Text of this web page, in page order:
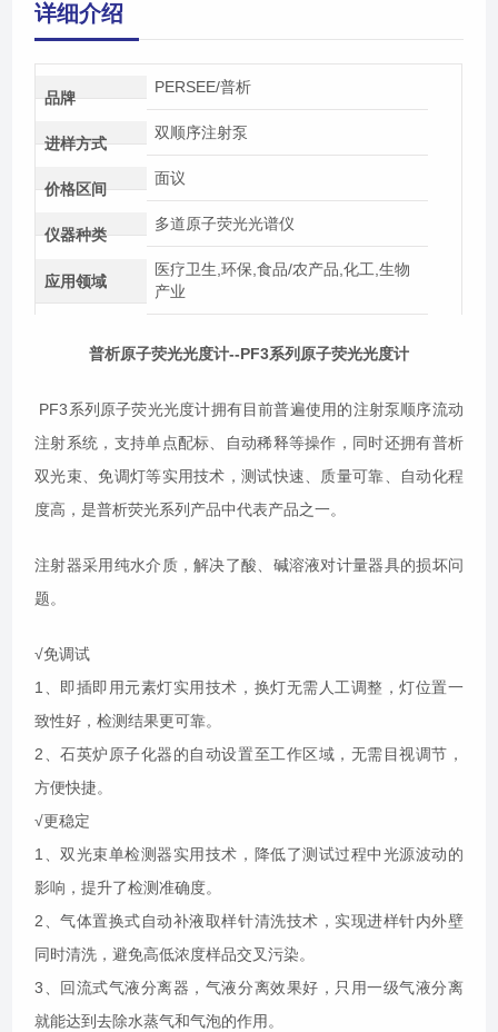
详细介绍
品牌
PERSEE/普析
进样方式
双顺序注射泵
价格区间
面议
仪器种类
多道原子荧光光谱仪
应用领域
医疗卫生,环保,食品/农产品,化工,生物
产业
普析原子荧光光度计--PF3系列原子荧光光度计
PF3系列原子荧光光度计拥有目前普遍使用的注射泵顺序流动
注射系统，支持单点配标、自动稀释等操作，同时还拥有普析
双光束、免调灯等实用技术，测试快速、质量可靠、自动化程
度高，是普析荧光系列 产品中代表产品之一。
注射器采用纯水介质，解决了酸、碱溶液对计量器具的损坏问
题。
√免调试
1
、即插即用元素灯实用技术，换灯无需人工调整，灯位置一
致性好 ，检测结果更可靠。
2 、石英炉原子化器的自动设置至工作区域，无需目视调节，
方便快捷。
√更稳定
1、双光束单检测器实用技术，降低了测试过程中光源波动的
影响，提升了检测准确度。
2、气体置换式自动补液取样针清洗技术，实现进样针内外壁
同时清洗，避免高低浓度样品交叉污染。
3、回流式气液分离器 ， 气液分离效果好，只用一级气液分离
就能达到去除水蒸气和气泡的作用。